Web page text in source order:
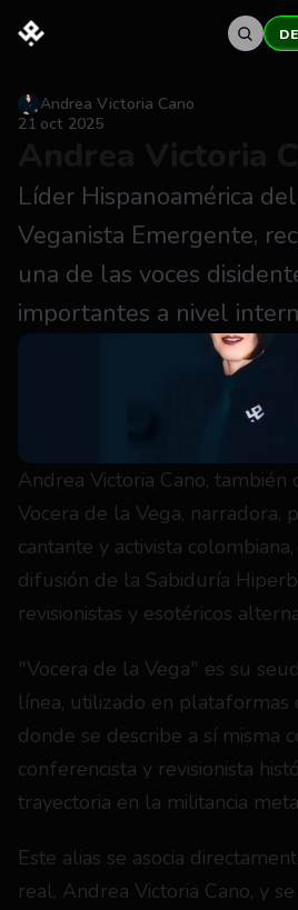
21 oct 2025
Andrea Victoria Cano
Líder Hispanoamérica
Veganista Emergente,
una de las voces
importantes a nivel
Andrea Victoria Cano, también
Vocera de la Vega, narradora,
cantante y activista
difusión de la Sabiduría
revisionistas y esotéricos
"Vocera de la Vega" es su
línea, utilizado en plataformas
donde se describe a sí misma
conferencista y revisionista
trayectoria en la militancia
Este alias se asocia
real, Andrea Victoria Cano, y